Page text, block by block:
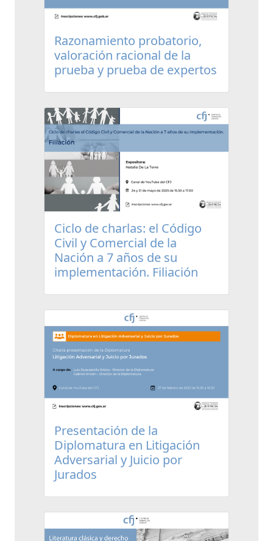
Razonamiento probatorio,
valoración racional de la
prueba y prueba de expertos
Ciclo de charlas: el Código
Civil y Comercial de la
Nación a 7 años de su
implementación. Filiación
Presentación de la
Diplomatura en Litigación
Adversarial y Juicio por
Jurados